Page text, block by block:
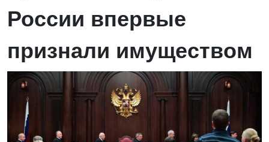
России впервые
признали имуществом